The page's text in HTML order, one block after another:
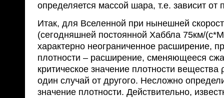
определяется массой шара, т.е. зависит от
Итак, для Вселенной при нынешней
(сегодняшней постоянной Хаббла 75км/
характерно неограниченное расширение,
плотности – расширение, сменяющееся
критическое значение плотности
один случай от другого. Несложно
значение плотности. Действительно,